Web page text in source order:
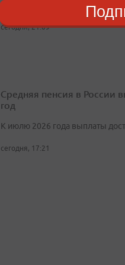
В ноябре — два рабочих дня, в
сегодня, 21:09
Средняя пенсия в России
год
К июлю 2026 года выплаты
сегодня, 17:21